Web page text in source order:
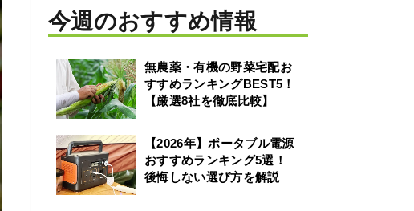
今週のおすすめ情報
無農薬・有機の野菜宅配お
すすめランキングBEST5！
【厳選8社を徹底比較】
【2026年】ポータブル電源
おすすめランキング5選！
後悔しない選び方を解説